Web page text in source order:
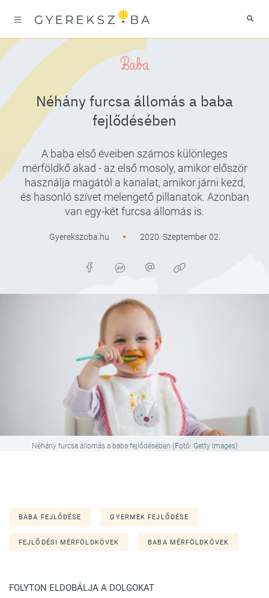
Baba
Néhány furcsa állomás a baba
fejlődésében
A baba első éveiben számos különleges
mérföldkő akad - az első mosoly, amikor először
használja magától a kanalat, amikor járni kezd,
és hasonló szívet melengető pillanatok. Azonban
van egy-két furcsa állomás is.
Gyerekszoba.hu 2020. Szeptember 02.
Néhány furcsa állomás a baba fejlődésében (Fotó: Getty Images)
BABA FEJLŐDÉSE GYERMEK FEJLŐDÉSE
FEJLŐDÉSI MÉRFÖLDKÖVEK BABA MÉRFÖLDKÖVEK
FOLYTON ELDOBÁLJA A DOLGOKAT